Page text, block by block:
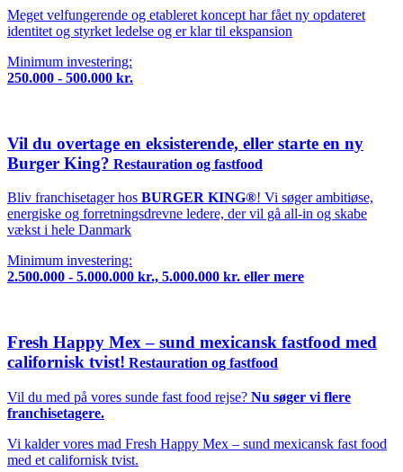
Meget velfungerende og etableret koncept har fået ny opdateret
identitet og styrket ledelse og er klar til ekspansion
Minimum investering:
250.000 - 500.000 kr.
Vil du overtage en eksisterende, eller starte en ny
Burger King? Restauration og fastfood
Bliv franchisetager hos BURGER KING®! Vi søger ambitiøse,
energiske og forretningsdrevne ledere, der vil gå all-in og skabe
vækst i hele Danmark
Minimum investering:
2.500.000 - 5.000.000 kr., 5.000.000 kr. eller mere
Fresh Happy Mex – sund mexicansk fastfood med
californisk tvist! Restauration og fastfood
Vil du med på vores sunde fast food rejse? Nu søger vi flere
franchisetagere.
Vi kalder vores mad Fresh Happy Mex – sund mexicansk fast food
med et californisk tvist.